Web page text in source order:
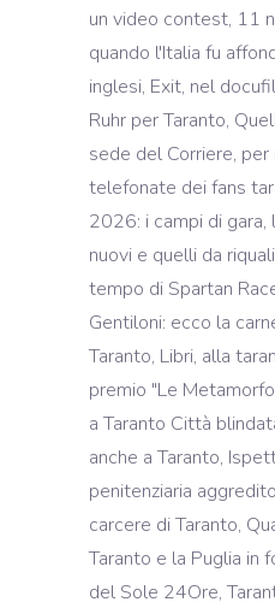
un video contest, 11
quando l'Italia fu
inglesi, Exit, nel
Ruhr per Taranto,
sede del Corriere,
telefonate dei fans
2026: i campi di
nuovi e quelli da
tempo di Spartan
Gentiloni: ecco la
Taranto, Libri, alla
premio "Le
a Taranto Città
anche a Taranto,
penitenziaria
carcere di Taranto,
Taranto e la Puglia in
del Sole 24Ore,